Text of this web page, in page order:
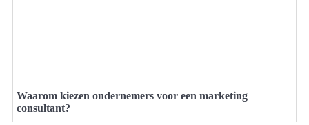
Waarom kiezen ondernemers voor een marketing
consultant?